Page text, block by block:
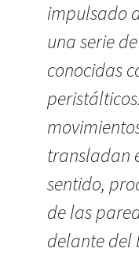
impulsado
una serie
conocidas
transladan
sentido,
de las
delante del